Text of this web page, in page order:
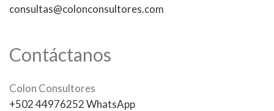
consultas@colonconsultores.com
Contáctanos
Colon Consultores
+502 44976252 WhatsApp